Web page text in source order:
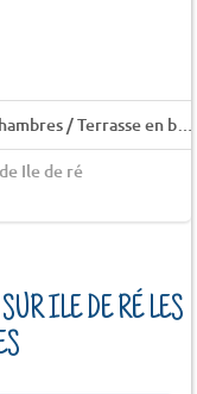
Cottage Grand Confort Glenans 31m² - 2 chambres / Terrasse en bois couverte 4 pers.
Ile de ré
ILE DE RÉ LES